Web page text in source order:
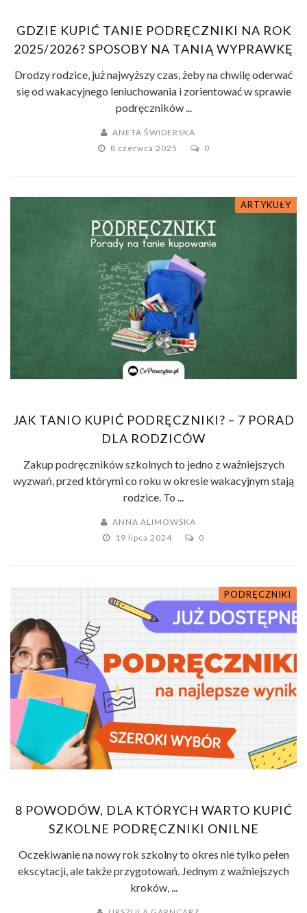
GDZIE KUPIĆ TANIE PODRĘCZNIKI NA ROK
2025/2026? SPOSOBY NA TANIĄ WYPRAWKĘ
Drodzy rodzice, już najwyższy czas, żeby na chwilę oderwać
się od wakacyjnego leniuchowania i zorientować w sprawie
podręczników ...
ANETA ŚWIDERSKA
8 czerwca 2025
0
ARTYKUŁY
JAK TANIO KUPIĆ PODRĘCZNIKI? – 7 PORAD
DLA RODZICÓW
Zakup podręczników szkolnych to jedno z ważniejszych
wyzwań, przed którymi co roku w okresie wakacyjnym stają
rodzice. To ...
ANNA ALIMOWSKA
19 lipca 2024
0
PODRĘCZNIKI
8 POWODÓW, DLA KTÓRYCH WARTO KUPIĆ
SZKOLNE PODRĘCZNIKI ONILNE
Oczekiwanie na nowy rok szkolny to okres nie tylko pełen
ekscytacji, ale także przygotowań. Jednym z ważniejszych
kroków, ...